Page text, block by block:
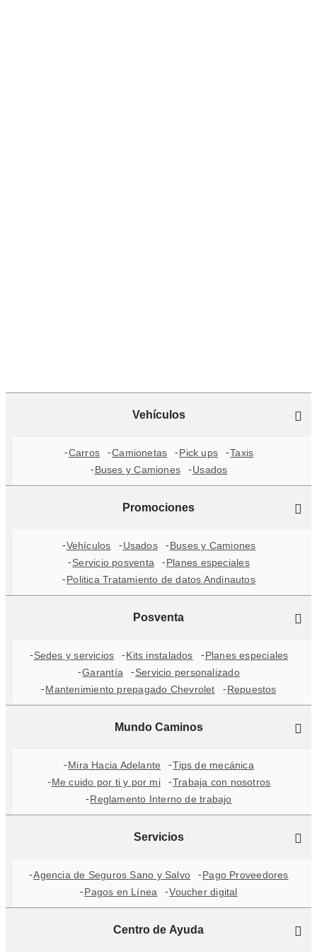
Vehículos
Carros Camionetas Pick ups
Taxis
Buses y Camiones
Usados
Promociones
Vehículos Usados
Buses y Camiones
Servicio posventa
Planes especiales
Politica Tratamiento de datos Andinautos
Posventa
Sedes y servicios Kits instalados
Planes especiales
Garantía
Servicio personalizado
Mantenimiento prepagado Chevrolet
Repuestos
Mundo Caminos
Mira Hacia Adelante
Tips de mecánica
Me cuido por ti y por mi
Trabaja con nosotros
Reglamento Interno de trabajo
Servicios
Agencia de Seguros Sano y Salvo
Pago Proveedores
Pagos en Línea
Voucher digital
Centro de Ayuda